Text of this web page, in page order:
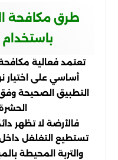
طرق مكافحة
تعتمد فعالية
أساسي على اختيار
التطبيق الصحيحة
فالأرضة لا تظهر
تستطيع التغلغل
والتربة المحيطة